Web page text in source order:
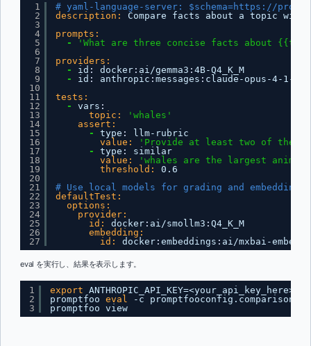
1
2
3
4
5
6
7
8
9
10
11
12
13
14
15
16
17
18
19
20
21
22
23
24
25
26
27
# yaml-language-server: $schema=https://
description:
Compare facts about a topic
prompts:
-
'What are three concise facts about
providers:
-
id : docker: ai/gemma3 : 4B-Q4_K_M
-
id : anthropic : messages : claude-opus-4-1-
tests:
-
vars :
topic:
'whales'
assert:
-
type :
llm-rubric
value:
'Provide at least two of these
-
type :
similar
value:
'whales are the largest
threshold:
0.6
# Use local models for grading and
defaultTest:
options:
provider:
id:
docker: ai/smollm3 : Q4_K_M
embedding:
id:
docker: embeddings : ai/mxbai-embed-
eval を実行し、結果を表示します。
1
2
3
export ANTHROPIC_API_KEY=<your_api_key_here>
promptfoo eval
-c
promptfoo view